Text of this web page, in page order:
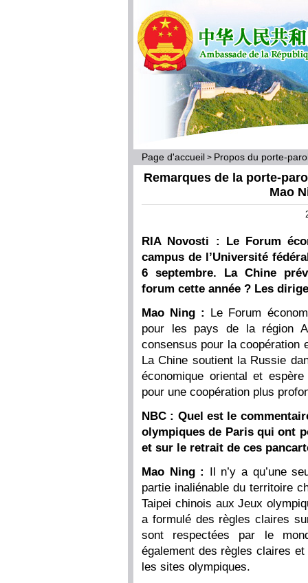
Page d'accueil > Propos du porte-
Remarques de la porte-
Mao
RIA Novosti : Le Forum
campus de l’Université
6 septembre. La Chine
forum cette année ? Les
Mao Ning : Le Forum
pour les pays de la région
consensus pour la coopération
La Chine soutient la Russie
économique oriental et
pour une coopération plus
NBC : Quel est le
olympiques de Paris qui ont
et sur le retrait de ces
Mao Ning : Il n’y a qu’une
partie inaliénable du territoire
Taipei chinois aux Jeux
a formulé des règles claires
sont respectées par le
également des règles claires
les sites olympiques.